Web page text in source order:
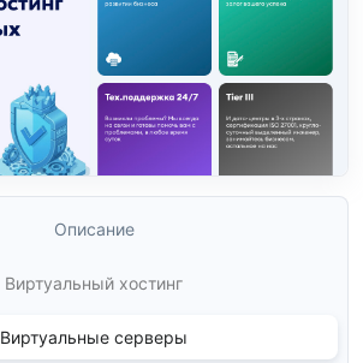
Описание
Виртуальный хостинг
Виртуальные серверы